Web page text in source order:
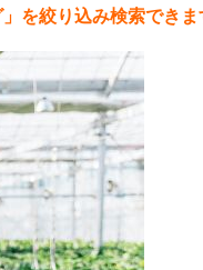
」を絞り込み検索でき